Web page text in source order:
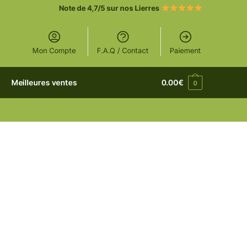
Note de 4,7/5 sur nos Lierres
Mon Compte F.A.Q / Contact Paiement
Meilleures ventes 0.00€ 0